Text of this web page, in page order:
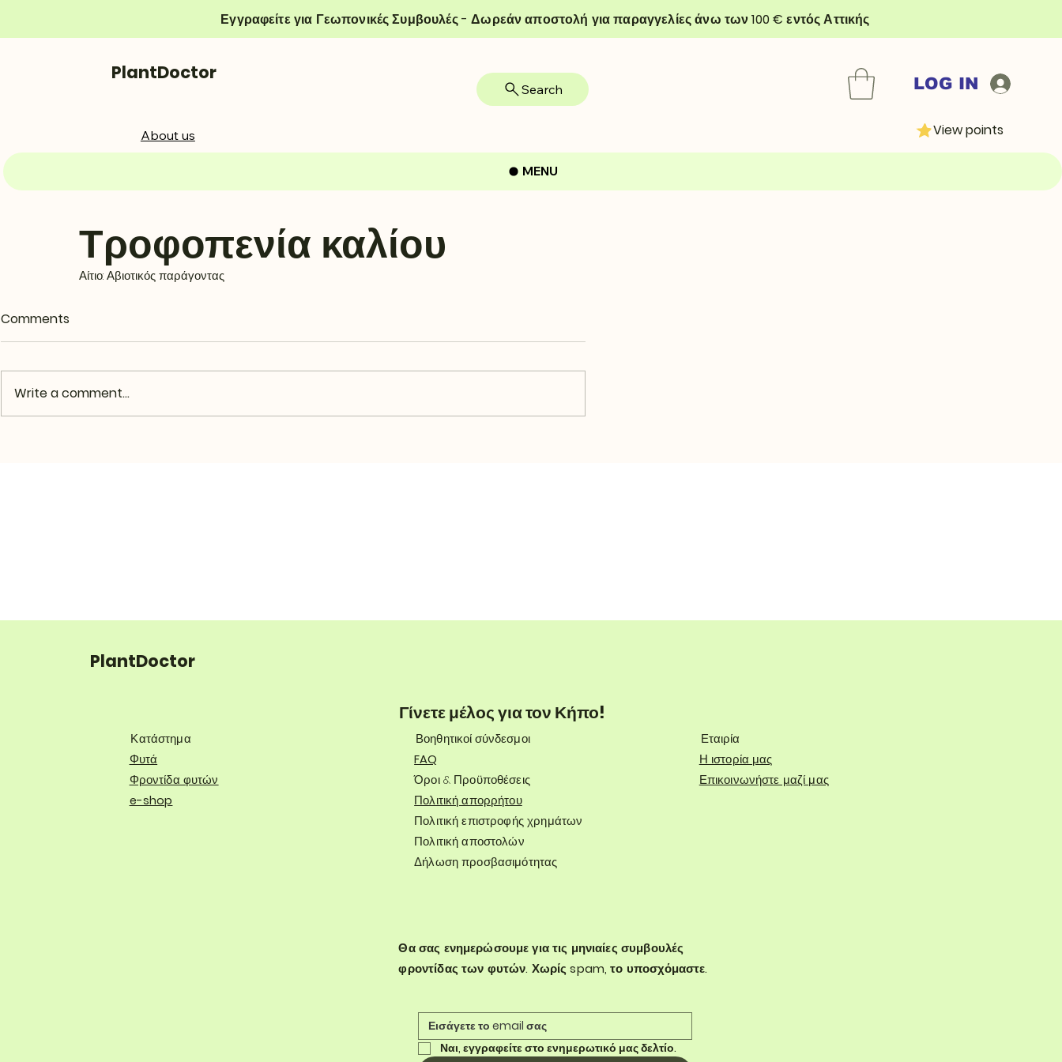
Τροφοπενία καλίου
Αίτιο: Αβιοτικός παράγοντας
Comments
Write a comment...
Εγγραφείτε για Γεωπονικές Συμβουλές - Δωρεάν αποστολή για παραγγελίες άνω των 100 € εντός Αττικής
PlantDoctor
Search
MENU
LOG IN
About us View points
PlantDoctor
Γίνετε μέλος για τον Κήπο!
Κατάστημα
Φυτά
Φροντίδα φυτών
e-shop
Βοηθητικοί σύνδεσμοι
FAQ
Όροι & Προϋποθέσεις
Πολιτική απορρήτου
Πολιτική επιστροφής χρημάτων
Πολιτική αποστολών
Δήλωση προσβασιμότητας
Εταιρία
Η ιστορία μας
Επικοινωνήστε μαζί μας
Θα σας ενημερώσουμε για τις μηνιαίες συμβουλές
φροντίδας των φυτών. Χωρίς spam, το υποσχόμαστε.
Ναι, εγγραφείτε στο ενημερωτικό μας δελτίο.